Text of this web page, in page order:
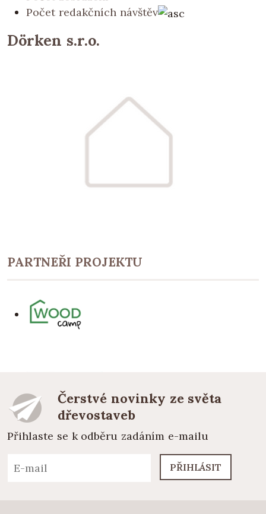
Počet redakčních návštěv
Dörken s.r.o.
PARTNEŘI PROJEKTU
Čerstvé novinky ze světa
dřevostaveb
Přihlaste se k odběru zadáním e-mailu
PŘIHLÁSIT